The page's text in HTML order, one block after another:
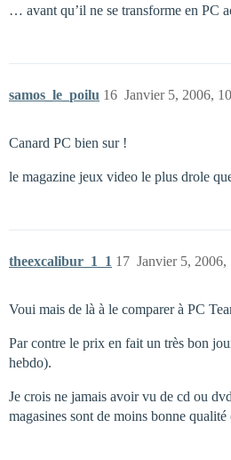
… avant qu’il ne se transforme en PC
samos_le_poilu Janvier 5, 2006,
16
Canard PC bien sur !
le magazine jeux video le plus drole
theexcalibur_1_1 Janvier 5, 2006,
17
Voui mais de là à le comparer à PC
Par contre le prix en fait un très bon
hebdo).
Je crois ne jamais avoir vu de cd ou
magasines sont de moins bonne